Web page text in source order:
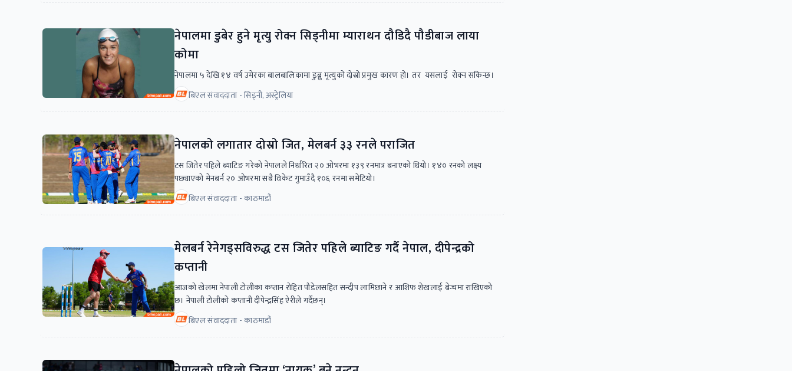
नेपालमा डुबेर हुने मृत्यु रोक्न सिड्नीमा म्याराथन दौडिदै पौडीबाज लाया
कोमा
नेपालमा ५ देखि १४ वर्ष उमेरका बालबालिकामा डुब्नु मृत्युको दोस्रो प्रमुख कारण हो। तर यसलाई रोक्न सकिन्छ।
बिएल संवाददाता - सिड्नी, अस्ट्रेलिया
नेपालको लगातार दोस्रो जित, मेलबर्न ३३ रनले पराजित
टस जितेर पहिले ब्याटिङ गरेको नेपालले निर्धारित २० ओभरमा १३९ रनमात्र बनाएको थियो। १४० रनको लक्ष्य
पछ्याएको मेनबर्न २० ओभरमा सबै विकेट गुमाउँदै १०६ रनमा समेटियो।
बिएल संवाददाता - काठमाडौं
मेलबर्न रेनेगड्सविरुद्ध टस जितेर पहिले ब्याटिङ गर्दै नेपाल, दीपेन्द्रको
कप्तानी
आजको खेलमा नेपाली टोलीका कप्तान रोहित पौडेलसहित सन्दीप लामिछाने र आशिफ शेखलाई बेन्चमा राखिएको
छ। नेपाली टोलीको कप्तानी दीपेन्द्रसिंह ऐरीले गर्दैछन्।
बिएल संवाददाता - काठमाडौं